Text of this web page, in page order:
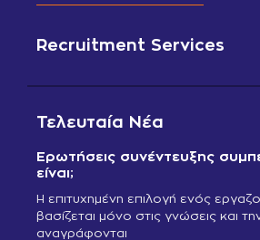
Recruitment Services
Τελευταία Νέα
Ερωτήσεις συνέντευξης
είναι;
Η επιτυχημένη επιλογή ενός
βασίζεται μόνο στις γνώσεις και
αναγράφονται